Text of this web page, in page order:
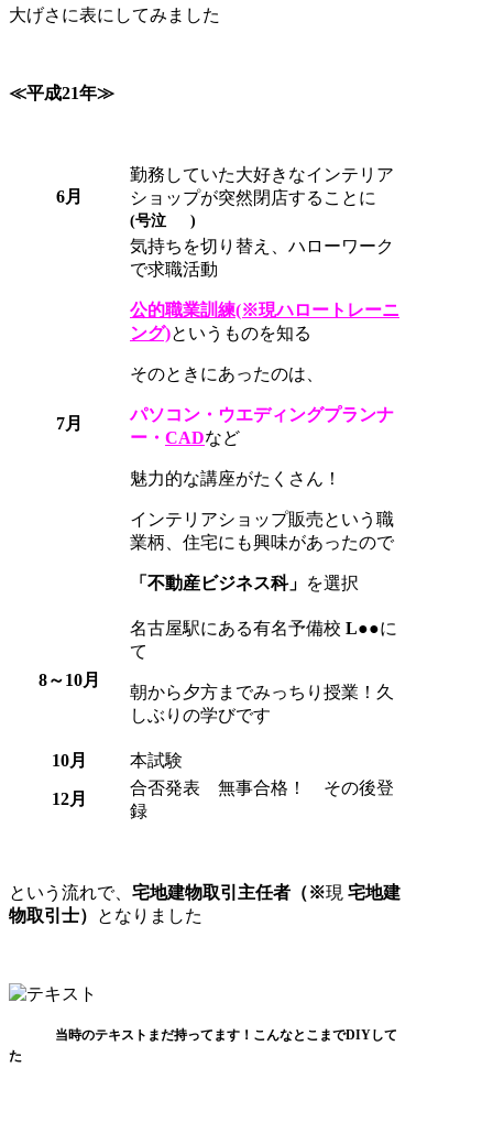
大げさに表にしてみました
≪平成21年≫
6月
勤務していた大好きなインテリア
ショップが突然閉店することに
(号泣 )
7月
気持ちを切り替え、ハローワーク
で求職活動
公的職業訓練(※現ハロートレーニ
ング)というものを知る
そのときにあったのは、
パソコン・ウエディングプランナ
ー・ CADなど
魅力的な講座がたくさん！
インテリアショップ販売という職
業柄、住宅にも興味があったので
「不動産ビジネス科」 を選択
8～10月
名古屋駅にある有名予備校 L●●に
て
朝から夕方までみっちり授業！久
しぶりの学びです
10月 本試験
12月
合否発表 無事合格！ その後登
録
という流れで、 宅地建物取引主任者（※現 宅地建
物取引士）
となりました
当時のテキストまだ持ってます！ こんなとこまでDIYして
た